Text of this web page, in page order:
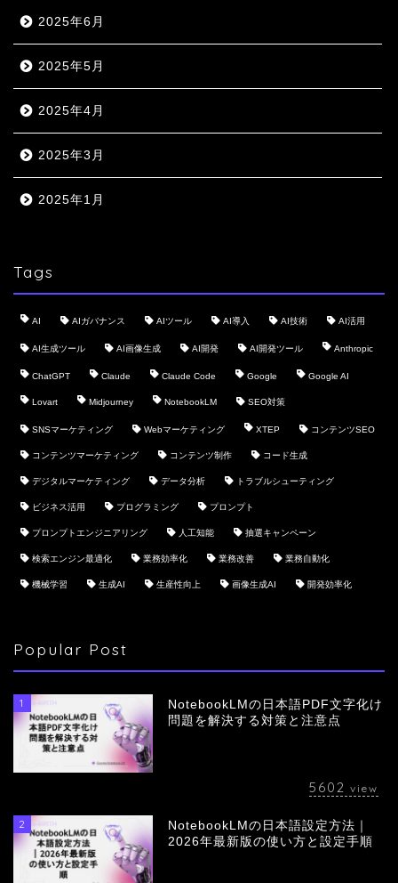
2025年6月
2025年5月
2025年4月
2025年3月
2025年1月
Tags
AI AIガバナンス AIツール AI導入 AI技術 AI活用
AI生成ツール AI画像生成 AI開発 AI開発ツール Anthropic
ChatGPT Claude Claude Code Google Google AI
Lovart Midjourney NotebookLM SEO対策
SNSマーケティング Webマーケティング XTEP コンテンツSEO
コンテンツマーケティング コンテンツ制作 コード生成
デジタルマーケティング データ分析 トラブルシューティング
ビジネス活用 プログラミング プロンプト
プロンプトエンジニアリング 人工知能 抽選キャンペーン
検索エンジン最適化 業務効率化 業務改善 業務自動化
機械学習 生成AI 生産性向上 画像生成AI 開発効率化
Popular Post
1
NotebookLMの日本語PDF文字化け
問題を解決する対策と注意点
5602 view
2
NotebookLMの日本語設定方法｜
2026年最新版の使い方と設定手順
会社概要